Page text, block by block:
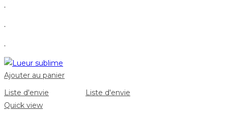
.
.
.
Ajouter au panier
Liste d'envie
Liste d'envie
Quick view